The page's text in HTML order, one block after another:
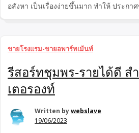
อสังหา เป็นเรื่องง่ายขึ้นมาก ทำให้ ประก
ขายโรงแรม-ขายอพาร์ทเม้นท์
รีสอร์ทชุมพร-รายได้ดี ส
เตอรองท์
Written bywebslave
19/06/2023